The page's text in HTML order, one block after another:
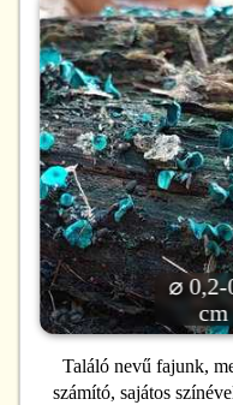
Találó nevű fajunk,
számító, sajátos
⌀ 0,2-
cm